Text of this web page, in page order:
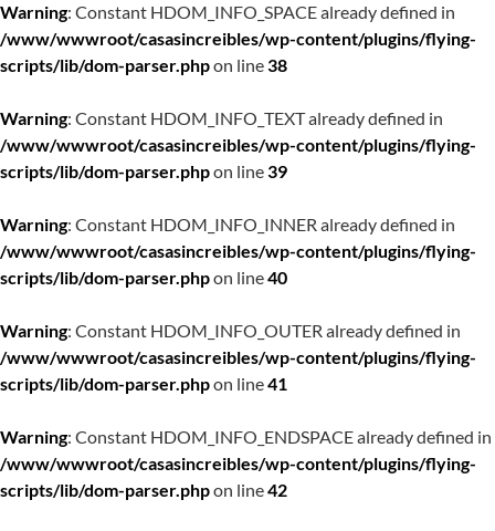
Warning: Constant HDOM_INFO_SPACE already defined in
/www/wwwroot/casasincreibles/wp-content/plugins/flying-
scripts/lib/dom-parser.phpon line38
Warning: Constant HDOM_INFO_TEXT already defined in
/www/wwwroot/casasincreibles/wp-content/plugins/flying-
scripts/lib/dom-parser.phpon line39
Warning: Constant HDOM_INFO_INNER already defined in
/www/wwwroot/casasincreibles/wp-content/plugins/flying-
scripts/lib/dom-parser.phpon line40
Warning: Constant HDOM_INFO_OUTER already defined in
/www/wwwroot/casasincreibles/wp-content/plugins/flying-
scripts/lib/dom-parser.phpon line41
Warning: Constant HDOM_INFO_ENDSPACE already defined in
/www/wwwroot/casasincreibles/wp-content/plugins/flying-
scripts/lib/dom-parser.phpon line42